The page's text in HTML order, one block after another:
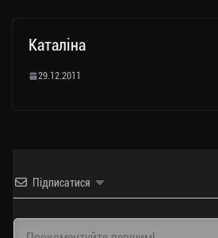
Каталіна
29.12.2011
Підписатися